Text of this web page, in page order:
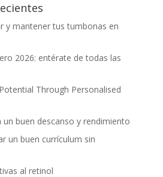
y mantener tus tumbonas en
2026: entérate de todas las
Through Personalised
un buen descanso y rendimiento
un buen currículum sin
al retinol